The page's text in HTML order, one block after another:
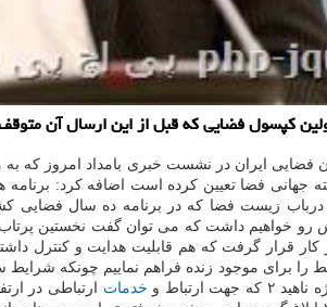
که قبل از این ارسال آن متوقف شده بود در
ایران در نشست خبری بامداد امروز که به
زیست فضا که در برنامه ده سال فضایی
گرفت که هم قابلیت هدایت و کنترل
را برای موجود زنده فراهم نماییم چونکه
و
خدمات ارتباطی در